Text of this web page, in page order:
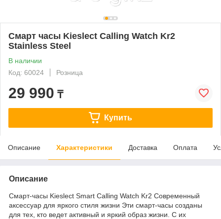
Смарт часы Kieslect Calling Watch Kr2
Stainless Steel
В наличии
Код: 60024
Розница
29 990 ₸
Купить
Описание Характеристики Доставка Оплата
Описание
Смарт-часы Kieslect Smart Calling Watch Kr2 Современный
аксессуар для яркого стиля жизни Эти смарт-часы созданы
для тех, кто ведет активный и яркий образ жизни. С их